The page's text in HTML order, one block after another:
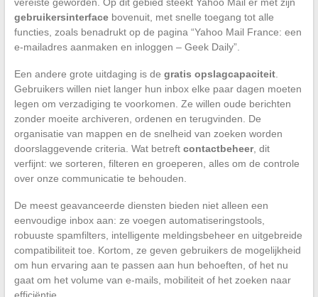
gebruikersinterfacebovenuit, met snelle toegang tot alle
functies, zoals benadrukt op de pagina “Yahoo Mail France: een
e-mailadres aanmaken en inloggen – Geek Daily”.
Een andere grote uitdaging is de gratis opslagcapaciteit.
Gebruikers willen niet langer hun inbox elke paar dagen moeten
legen om verzadiging te voorkomen. Ze willen oude berichten
zonder moeite archiveren, ordenen en terugvinden. De
organisatie van mappen en de snelheid van zoeken worden
doorslaggevende criteria. Wat betreft contactbeheer, dit
verfijnt: we sorteren, filteren en groeperen, alles om de controle
over onze communicatie te behouden.
De meest geavanceerde diensten bieden niet alleen een
eenvoudige inbox aan: ze voegen automatiseringstools,
robuuste spamfilters, intelligente meldingsbeheer en uitgebreide
compatibiliteit toe. Kortom, ze geven gebruikers de mogelijkheid
om hun ervaring aan te passen aan hun behoeften, of het nu
gaat om het volume van e-mails, mobiliteit of het zoeken naar